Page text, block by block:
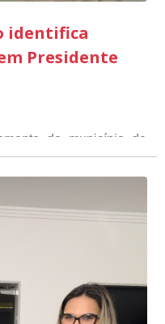
identifica
Presidente
do município de
neste fim de semana,
com indícios de
a central de
Guarda Civil Municipal,
foi comprovada,
a motocicleta, bem
instalado
de Presidente